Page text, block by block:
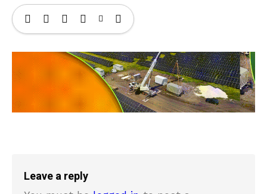
Leave a reply